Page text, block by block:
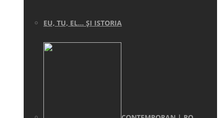
EU, TU, EL… ŞI ISTORIA